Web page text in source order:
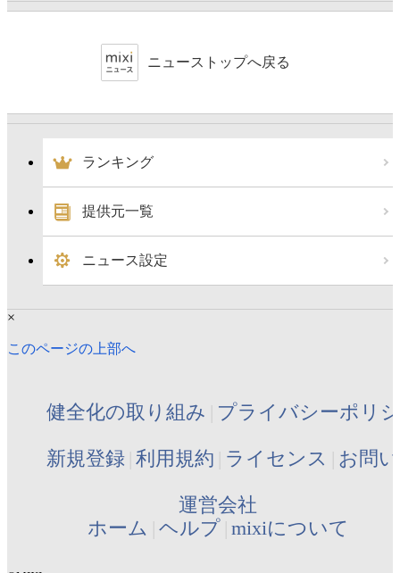
ニューストップへ戻る
ランキング
提供元一覧
ニュース設定
×
このページの上部へ
健全化の取り組み プライバシーポリ
新規登録 利用規約 ライセンス お問
運営会社
ホーム ヘルプ mixiについて